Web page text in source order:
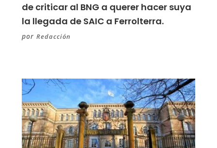
de criticar al BNG a querer hacer suya
la llegada de SAIC a Ferrolterra.
por Redacción